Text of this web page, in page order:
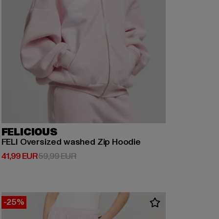
FELICIOUS
FELI Oversized washed Zip Hoodie
41,99 EUR
Derzeitiger Preis: 41,99 EUR
59,99 EURAktionspreis: 59,99 EUR
-25%